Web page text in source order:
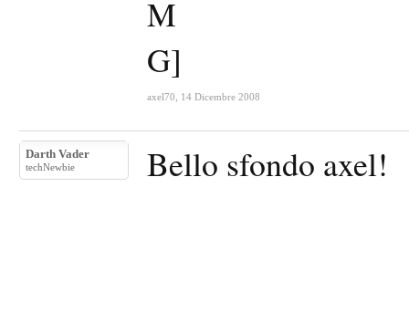
axel70 14 Dicembre 2008
Darth Vader
techNewbie Bello sfondo axel!